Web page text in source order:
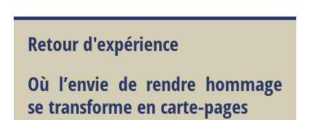
Retour d'expérience
Où l’envie de rendre hommage
se transforme en carte-pages